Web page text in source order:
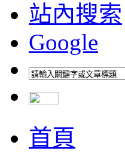
站內搜索
Google
首頁